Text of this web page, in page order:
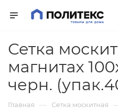
Сетка
магнитах
черн.
Главная — Сетка москитная